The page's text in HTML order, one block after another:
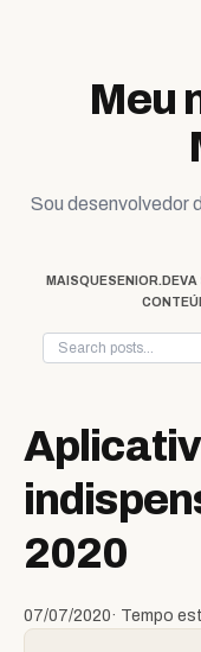
Meu
Sou desenvolvedor
MAISQUESENIOR.DEVA
2020
07/07/2020· Tempo